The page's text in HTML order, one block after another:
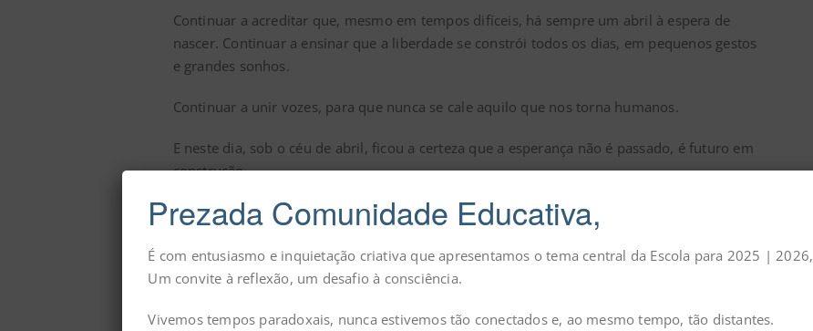
Continuar a acreditar que, mesmo em tempos difíceis, há sempre um abril à espera de
nascer. Continuar a ensinar que a liberdade se constrói todos os dias, em pequenos gestos
e grandes sonhos.
Continuar a unir vozes, para que nunca se cale aquilo que nos torna humanos.
E neste dia, sob o céu de abril, ficou a certeza que a esperança não é passado, é futuro em
construção.
Prezada Comunidade Educativa,
É com entusiasmo e inquietação criativa que apresentamos o tema central da Escola para 2025 | 2026,
Um convite à reflexão, um desafio à consciência.
Vivemos tempos paradoxais, nunca estivemos tão conectados e, ao mesmo tempo, tão distantes.